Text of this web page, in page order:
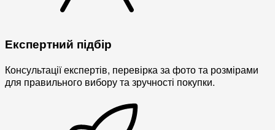
Експертний підбір
Консультації експертів, перевірка за фото та розмірами
для правильного вибору та зручності покупки.